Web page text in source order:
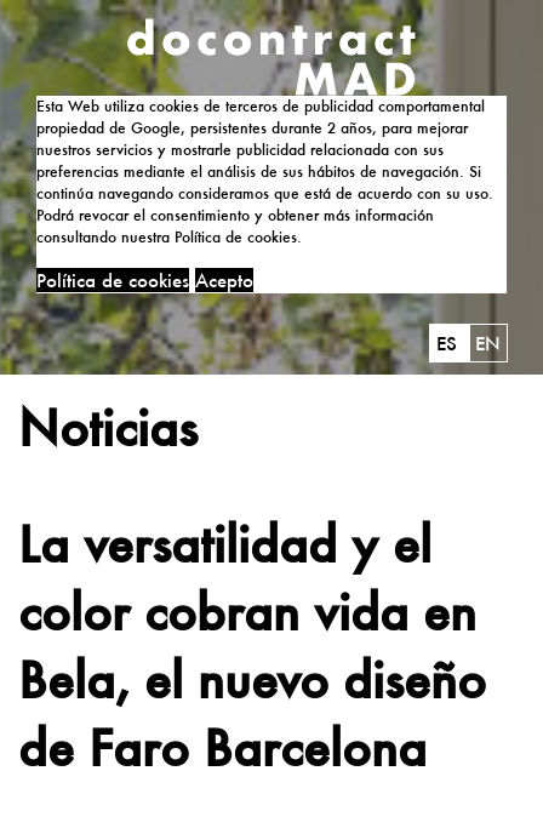
Esta Web utiliza cookies de terceros de publicidad comportamental
propiedad de Google, persistentes durante 2 años, para mejorar
nuestros servicios y mostrarle publicidad relacionada con sus
preferencias mediante el análisis de sus hábitos de navegación. Si
continúa navegando consideramos que está de acuerdo con su uso.
Podrá revocar el consentimiento y obtener más información
consultando nuestra Política de cookies.
Política de cookies Acepto
ES EN
Noticias
La versatilidad y el
color cobran vida en
Bela, el nuevo diseño
de Faro Barcelona